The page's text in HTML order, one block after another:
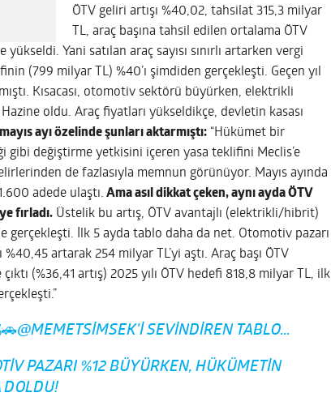
ÖTV geliri artışı %40,02, tahsilat 315,3 milyar
TL, araç başına tahsil edilen ortalama ÖTV
yükseldi. Yani satılan araç sayısı sınırlı artarken vergi
(799 milyar TL) %40’ı şimdiden gerçekleşti. Geçen yıl
Kısacası, otomotiv sektörü büyürken, elektrikli
oldu. Araç fiyatları yükseldikçe, devletin kasası
ayı özelinde şunları aktarmıştı: “Hükümet bir
gibi değiştirme yetkisini içeren yasa teklifini Meclis’e
de fazlasıyla memnun görünüyor. Mayıs ayında
adede ulaştı. Ama asıl dikkat çeken, aynı ayda ÖTV
fırladı. Üstelik bu artış, ÖTV avantajlı (elektrikli/hibrit)
gerçekleşti. İlk 5 ayda tablo daha da net. Otomotiv pazarı
artarak 254 milyar TL’yi aştı. Araç başı ÖTV
(%36,41 artış) 2025 yılı ÖTV hedefi 818,8 milyar TL, ilk
@MEMETSIMSEK'I SEVINDIREN TABLO…
PAZARI %12 BÜYÜRKEN, HÜKÜMETIN
DOLDU!